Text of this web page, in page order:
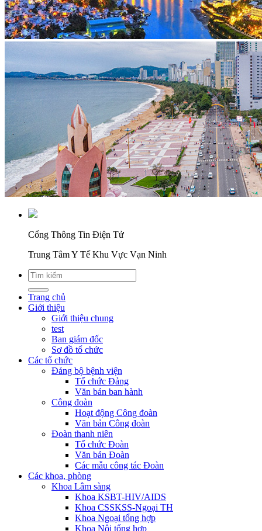
Cổng Thông Tin Điện Tử
Trung Tâm Y Tế Khu Vực Vạn Ninh
Trang chủ
Giới thiệu
Giới thiệu chung
test
Ban giám đốc
Sơ đồ tổ chức
Các tổ chức
Đảng bộ bệnh viện
Tổ chức Đảng
Văn bản ban hành
Công đoàn
Hoạt động Công đoàn
Văn bản Công đoàn
Đoàn thanh niên
Tổ chức Đoàn
Văn bản Đoàn
Các mẫu công tác Đoàn
Các khoa, phòng
Khoa Lâm sàng
Khoa KSBT-HIV/AIDS
Khoa CSSKSS-Ngoại TH
Khoa Ngoại tổng hợp
Khoa Nội tổng hợp